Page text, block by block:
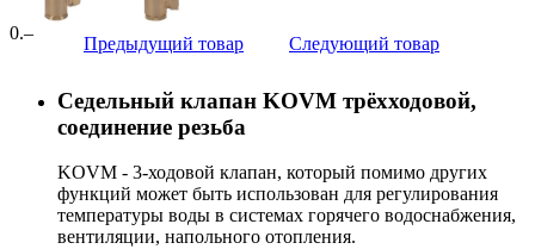
Предыдущий товар Следующий товар
0.–
Седельный клапан KOVM трёхходовой,
соединение резьба
KOVM - 3-ходовой клапан, который помимо других
функций может быть использован для регулирования
температуры воды в системах горячего водоснабжения,
вентиляции, напольного отопления.